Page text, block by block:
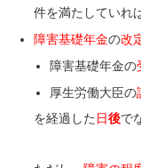
件を満たしていれ
障害基礎年金の改
障害基礎年金の
厚生労働大臣の
を経過した 日後で